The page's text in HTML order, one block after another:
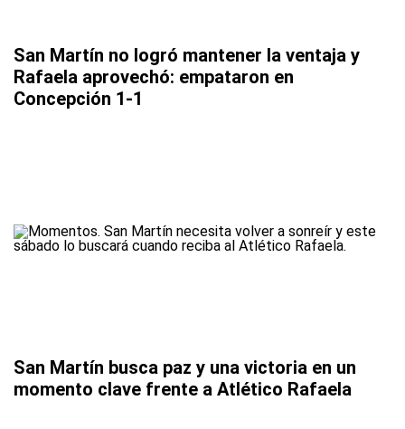
San Martín no logró mantener la ventaja y
Rafaela aprovechó: empataron en
Concepción 1-1
San Martín busca paz y una victoria en un
momento clave frente a Atlético Rafaela